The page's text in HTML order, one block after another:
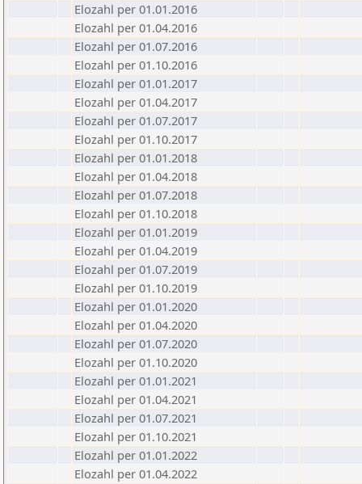
Elozahl per 01.01.2016
Elozahl per 01.04.2016
Elozahl per 01.07.2016
Elozahl per 01.10.2016
Elozahl per 01.01.2017
Elozahl per 01.04.2017
Elozahl per 01.07.2017
Elozahl per 01.10.2017
Elozahl per 01.01.2018
Elozahl per 01.04.2018
Elozahl per 01.07.2018
Elozahl per 01.10.2018
Elozahl per 01.01.2019
Elozahl per 01.04.2019
Elozahl per 01.07.2019
Elozahl per 01.10.2019
Elozahl per 01.01.2020
Elozahl per 01.04.2020
Elozahl per 01.07.2020
Elozahl per 01.10.2020
Elozahl per 01.01.2021
Elozahl per 01.04.2021
Elozahl per 01.07.2021
Elozahl per 01.10.2021
Elozahl per 01.01.2022
Elozahl per 01.04.2022